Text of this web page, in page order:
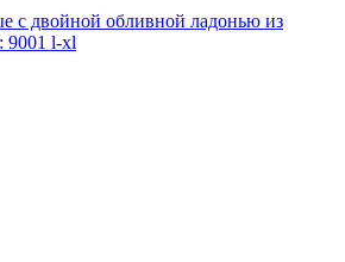
с двойной обливной ладонью из
9001 l-xl